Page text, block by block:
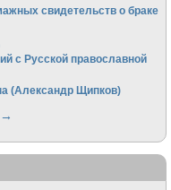
свидетельств о браке
с Русской православной
(Александр Щипков)
→